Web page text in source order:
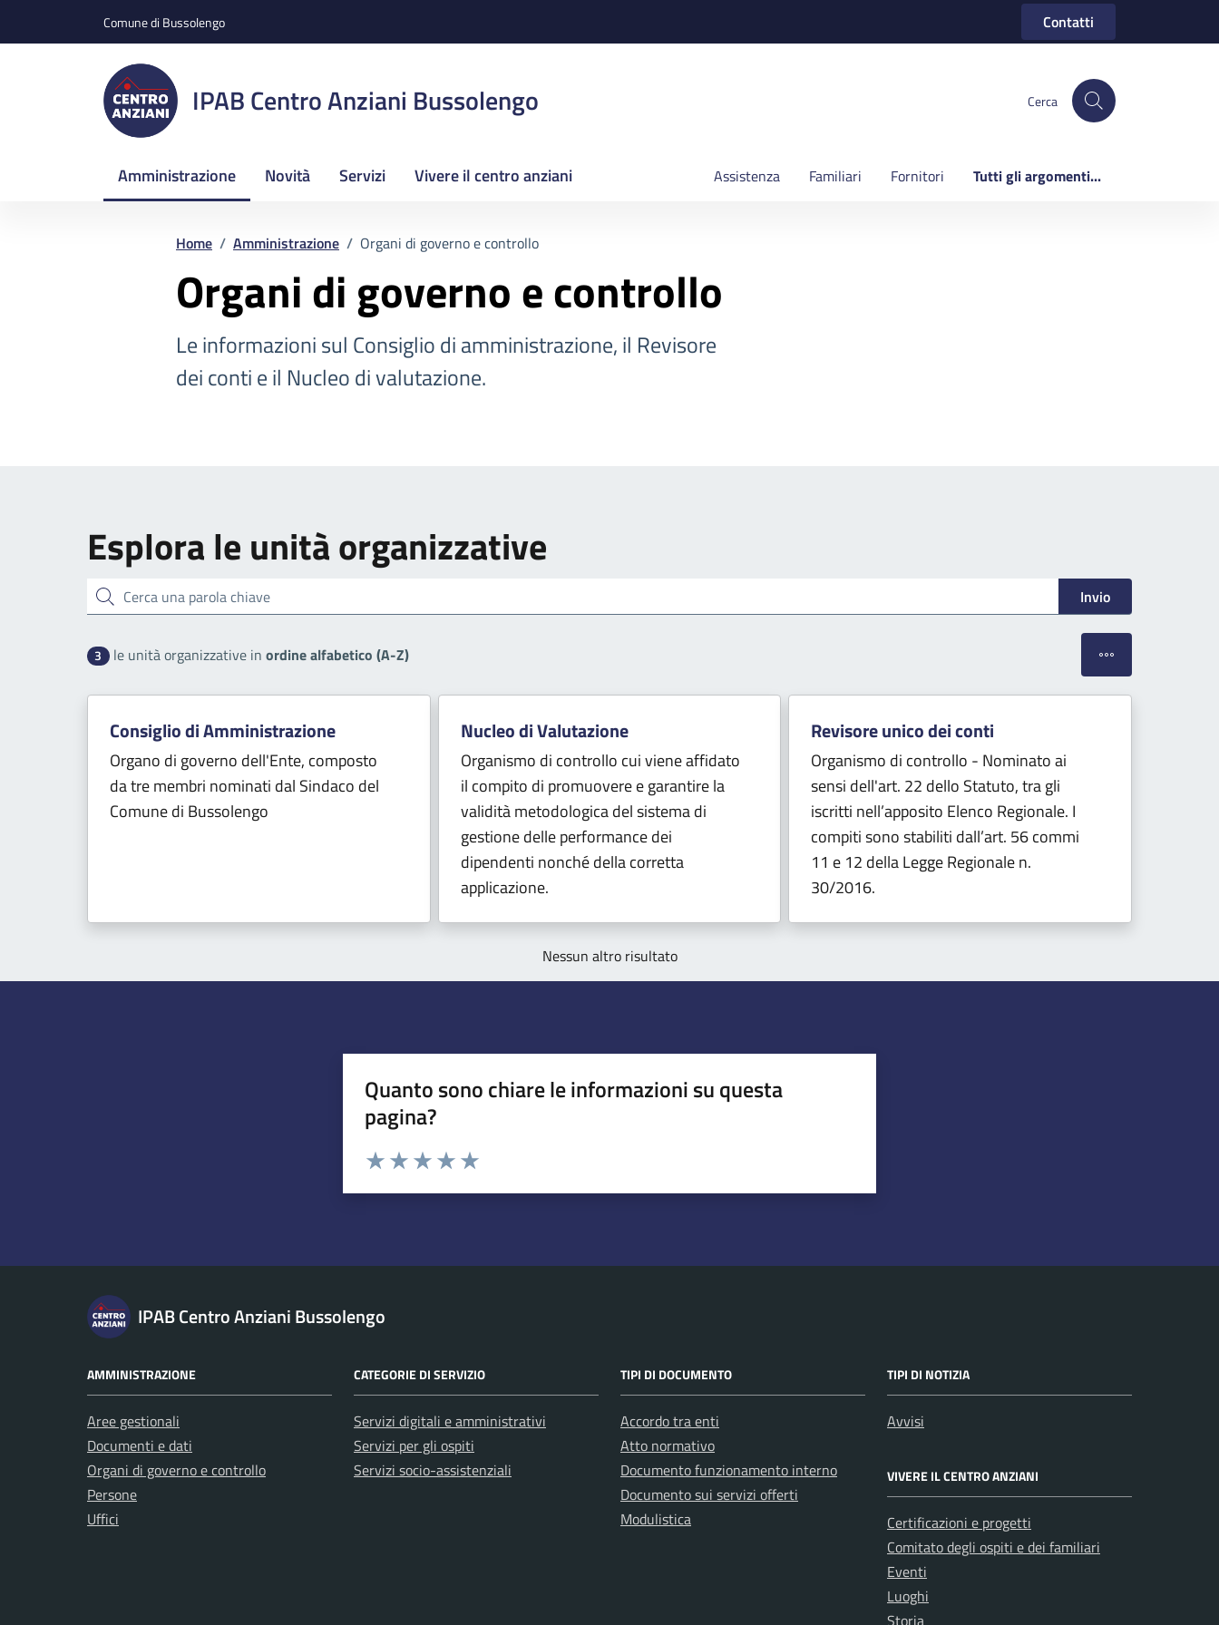
Comune di Bussolengo Contatti
IPAB Centro Anziani Bussolengo Cerca
Amministrazione Novità Servizi Vivere il centro anziani Assistenza Familiari Fornitori Tutti gli argomenti...
Home / Amministrazione / Organi di governo e controllo
Organi di governo e controllo
Le informazioni sul Consiglio di amministrazione, il Revisore
dei conti e il Nucleo di valutazione.
Esplora le unità organizzative
Cerca una parola chiave Invio
3 le unità organizzative in ordine alfabetico (A-Z) Apri filtri di
Consiglio di Amministrazione
Organo di governo dell'Ente, composto
da tre membri nominati dal Sindaco del
Comune di Bussolengo
Nucleo di Valutazione
Organismo di controllo cui viene affidato
il compito di promuovere e garantire la
validità metodologica del sistema di
gestione delle performance dei
dipendenti nonché della corretta
applicazione.
Revisore unico dei conti
Organismo di controllo - Nominato ai
sensi dell'art. 22 dello Statuto, tra gli
iscritti nell’apposito Elenco Regionale. I
compiti sono stabiliti dall’art. 56 commi
11 e 12 della Legge Regionale n.
30/2016.
Nessun altro risultato
Quanto sono chiare le informazioni su questa
pagina?
Esprimi una valutazione
IPAB Centro Anziani Bussolengo
AMMINISTRAZIONE
Aree gestionali
Documenti e dati
Organi di governo e controllo
Persone
Uffici
CATEGORIE DI SERVIZIO
Servizi digitali e amministrativi
Servizi per gli ospiti
Servizi socio-assistenziali
TIPI DI DOCUMENTO
Accordo tra enti
Atto normativo
Documento funzionamento interno
Documento sui servizi offerti
Modulistica
TIPI DI NOTIZIA
Avvisi
VIVERE IL CENTRO ANZIANI
Certificazioni e progetti
Comitato degli ospiti e dei familiari
Eventi
Luoghi
Storia